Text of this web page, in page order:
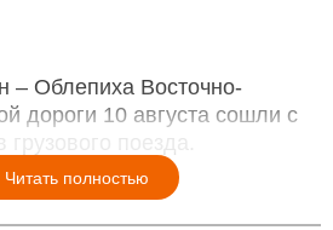
– Облепиха Восточно-
дороги 10 августа сошли с
поезда.
Читать полностью